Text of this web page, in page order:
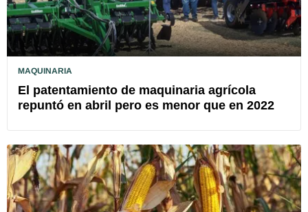
MAQUINARIA
El patentamiento de maquinaria agrícola
repuntó en abril pero es menor que en 2022